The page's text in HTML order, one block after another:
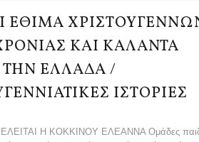
ΕΘΙΜΑ
ΚΑΙ ΚΑΛΑΝΤΑ
ΕΛΛΑΔΑ /
ΙΣΤΟΡΙΕΣ
Η ΚΟΚΚΙΝΟΥ ΕΛΕΑΝΝΑ Ομάδες